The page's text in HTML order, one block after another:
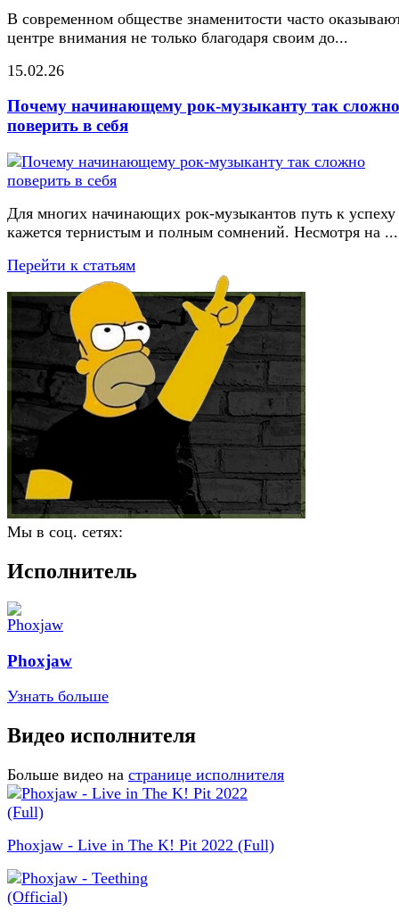
В современном обществе знаменитости часто
центре внимания не только благодаря своим до...
15.02.26
Почему начинающему рок-музыканту так сложно
поверить в себя
Для многих начинающих рок-музыкантов путь к успеху
кажется тернистым и полным сомнений. Несмотря на ...
Перейти к статьям
Мы в соц. сетях:
Исполнитель
Phoxjaw
Узнать больше
Видео исполнителя
Больше видео на странице исполнителя
Phoxjaw - Live in The K! Pit 2022 (Full)